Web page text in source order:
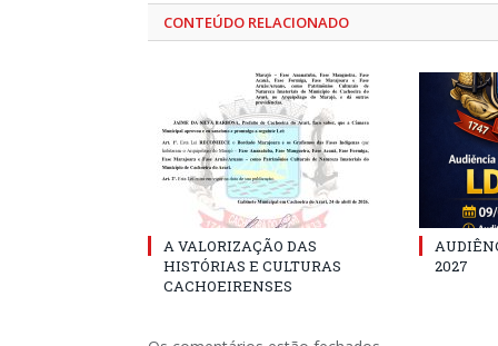
CONTEÚDO RELACIONADO
A VALORIZAÇÃO DAS
HISTÓRIAS E CULTURAS
CACHOEIRENSES
2027